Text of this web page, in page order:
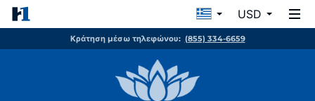
USD
Κράτηση μέσω τηλεφώνου: (855) 334-6659